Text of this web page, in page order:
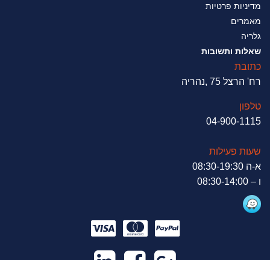
מדיניות פרטיות
מאמרים
גלריה
שאלות ותשובות
כתובת
רח' הרצל 75 ,נהריה
טלפון
04-900-1115
שעות פעילות
א-ה 08:30-19:30
ו – 08:30-14:00